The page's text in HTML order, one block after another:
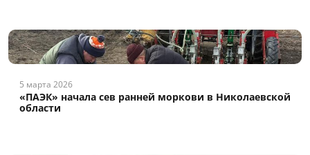
5 марта 2026
«ПАЭК» начала сев ранней моркови в Николаевской
области